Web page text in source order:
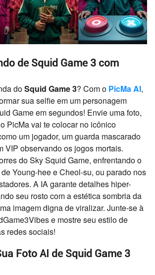
de Squid Game 3 com
doSquid Game 3? Com o PicMa AI,
sua selfie em um personagem
Game em segundos! Envie uma foto,
PicMa vai te colocar no icônico
um jogador, um guarda mascarado
VIP observando os jogos mortais.
do Sky Squid Game, enfrentando o
Young-hee e Cheol-su, ou parado nos
A IA garante detalhes hiper-
seu rosto com a estética sombria da
imagem digna de viralizar. Junte-se à
e mostre seu estilo de
redes sociais!
Foto AI de Squid Game 3